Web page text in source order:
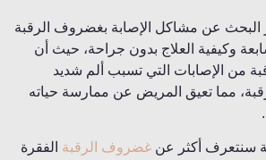
البحث عن مشاكل الإصابة بغضروف الرقبة
وكيفية العلاج بدون جراحة، حيث أن
من الإصابات التي تسبب ألم شديد
مما تعيق المريض عن ممارسة حياته
سنتعرف أكثر عن غضروف الرقبة الفقرة